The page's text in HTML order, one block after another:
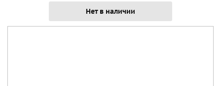
Нет в наличии